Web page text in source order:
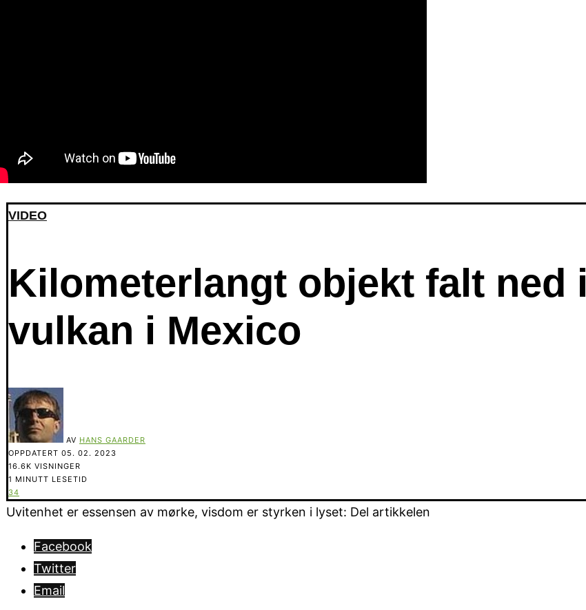
VIDEO
Kilometerlangt objekt falt ned i
vulkan i Mexico
AV HANS GAARDER
OPPDATERT 05. 02. 2023
16.6K VISNINGER
1 MINUTT LESETID
34
Uvitenhet er essensen av mørke, visdom er styrken i lyset: Del artikkelen
Facebook
Twitter
Email